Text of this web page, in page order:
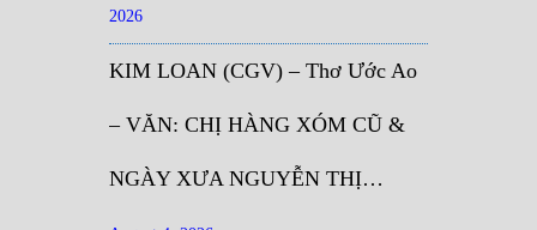
2026
KIM LOAN (CGV) – Thơ Ước Ao
– VĂN: CHỊ HÀNG XÓM CŨ &
NGÀY XƯA NGUYỄN THỊ…